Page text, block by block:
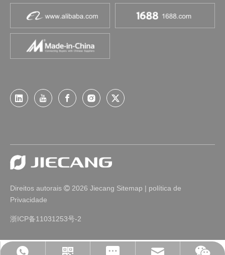
Direitos autorais  2026 Jiecang Sitemap | política de
Privacidade
浙ICP备11031253号-2